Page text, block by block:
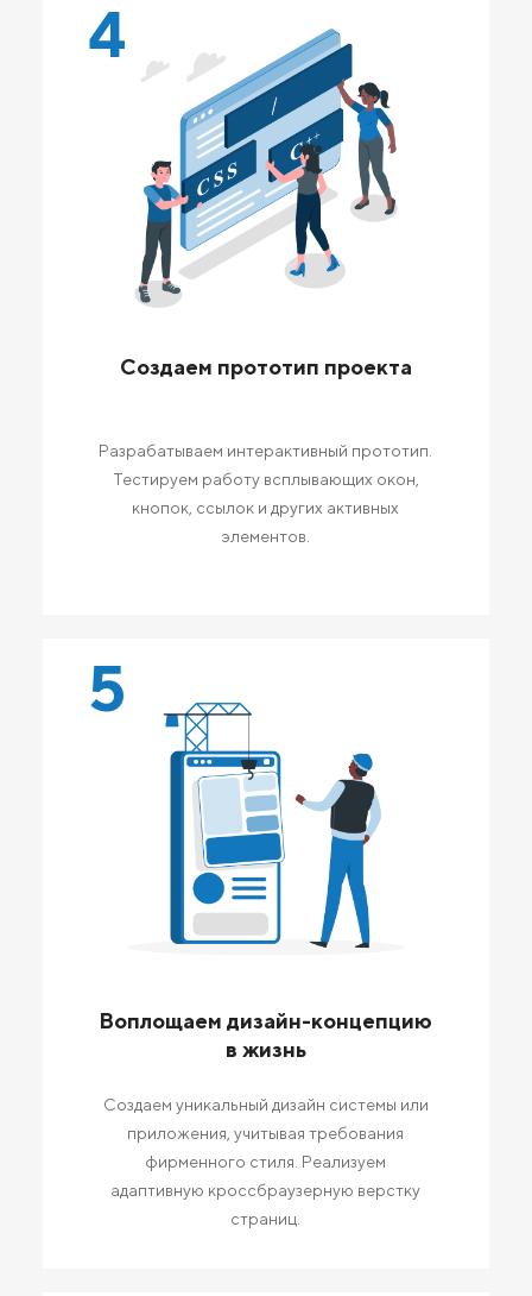
4
Создаем прототип проекта
Разрабатываем интерактивный прототип.
Тестируем работу всплывающих окон,
кнопок, ссылок и других активных
элементов.
5
Воплощаем дизайн-концепцию
в жизнь
Создаем уникальный дизайн системы или
приложения, учитывая требования
фирменного стиля. Реализуем
адаптивную кроссбраузерную верстку
страниц.